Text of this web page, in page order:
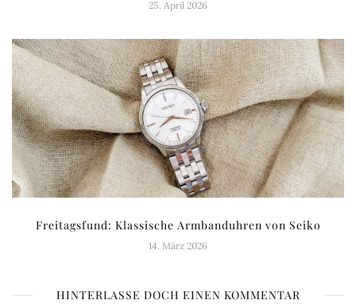
25. April 2026
Freitagsfund: Klassische Armbanduhren von Seiko
14. März 2026
HINTERLASSE DOCH EINEN KOMMENTAR